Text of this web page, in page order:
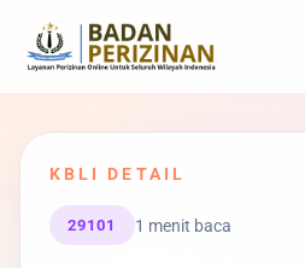
KBLI DETAIL
29101 1 menit baca